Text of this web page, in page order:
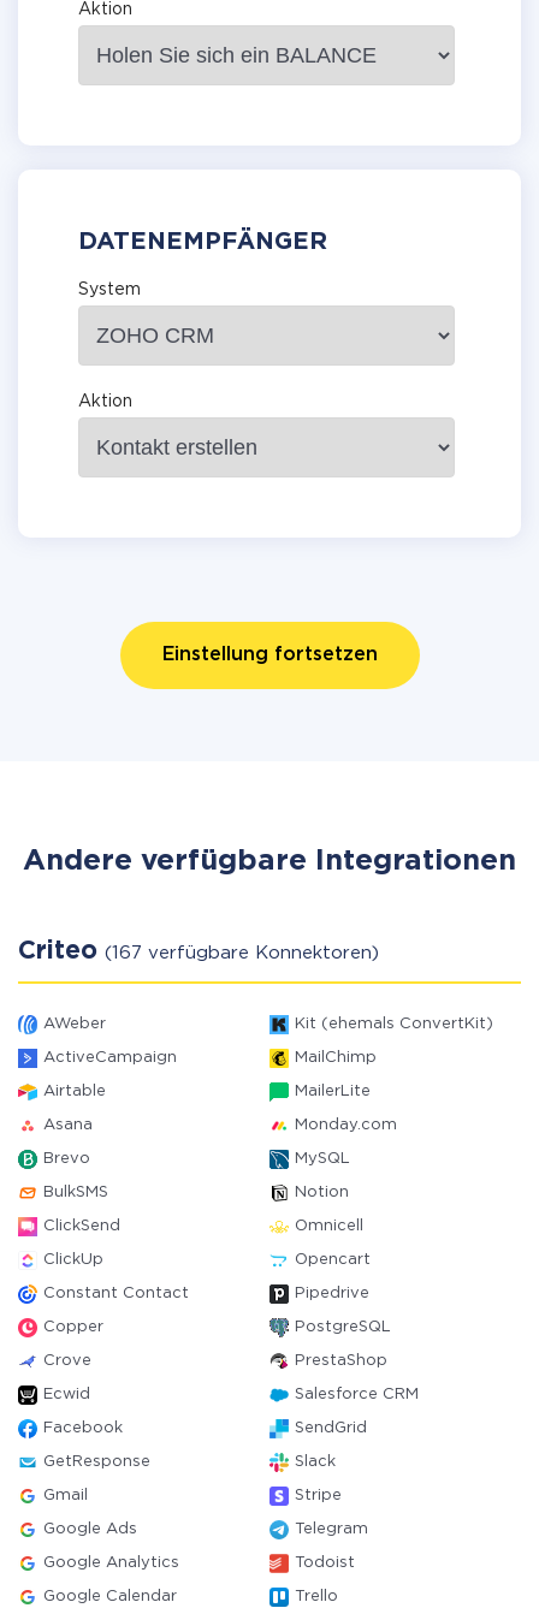
Aktion
DATENEMPFÄNGER
System
Aktion
Einstellung fortsetzen
Andere verfügbare Integrationen
Criteo (167 verfügbare Konnektoren)
AWeber Kit (ehemals ConvertKit)
ActiveCampaign MailChimp
Airtable MailerLite
Asana Monday.com
Brevo MySQL
BulkSMS Notion
ClickSend Omnicell
ClickUp Opencart
Constant Contact Pipedrive
Copper PostgreSQL
Crove PrestaShop
Ecwid Salesforce CRM
Facebook SendGrid
GetResponse Slack
Gmail Stripe
Google Ads Telegram
Google Analytics Todoist
Google Calendar Trello